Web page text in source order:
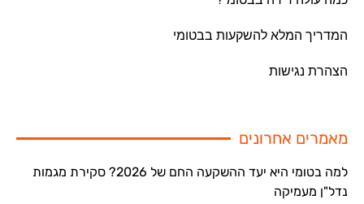
המדריך המלא להשקעות בבטומי
הצהרת נגישות
מאמרים אחרונים
למה בטומי היא יעד ההשקעה החם של 2026? סקירת מגמות
נדל"ן מעמיקה